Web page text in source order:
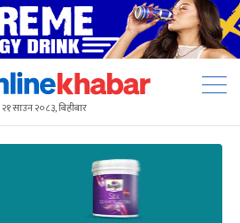
२१ साउन २०८३, बिहीबार